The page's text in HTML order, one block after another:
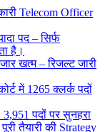
Telecom Officer
पद – सिर्फ
है।
खत्म – रिजल्ट जारी
में 1265 क्लर्क पदों
पदों पर सुनहरा
तैयारी की Strategy